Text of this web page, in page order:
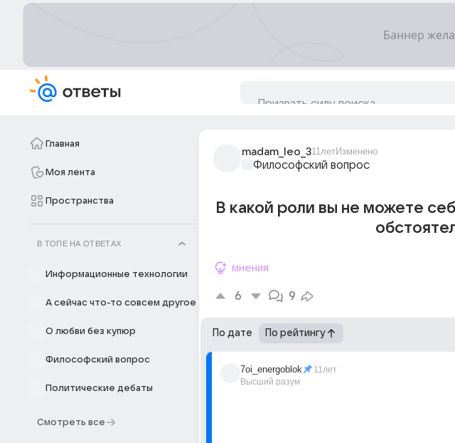
Главная
Моя лента
Пространства
В ТОПЕ НА ОТВЕТАХ
Информационные технологии
А сейчас что-то совсем другое
О любви без купюр
Философский вопрос
Политические дебаты
Смотреть все
madam_leo_311летИзменено
Философский вопрос
В какой роли вы не можете
мнения
6 9
По дате По рейтингу
7oi_energoblok
Высший разум
11лет